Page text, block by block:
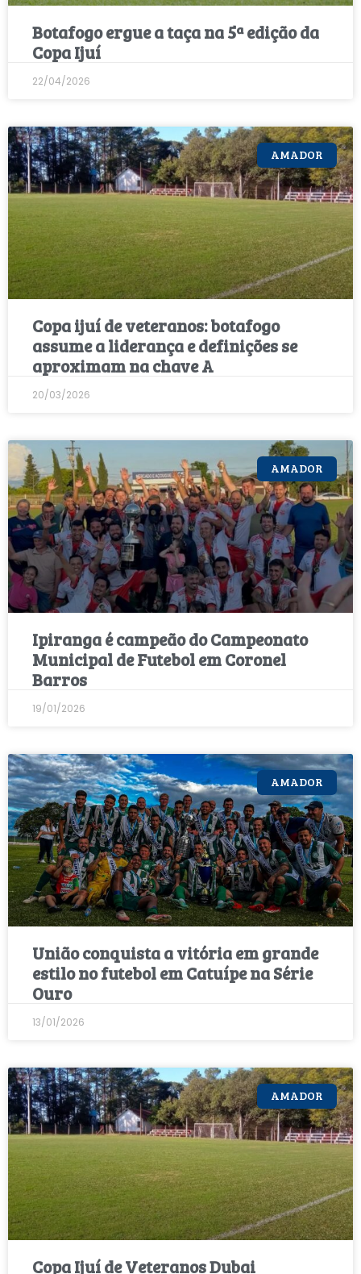
Botafogo ergue a taça na 5ª edição da
Copa Ijuí
22/04/2026
AMADOR
Copa ijuí de veteranos: botafogo
assume a liderança e definições se
aproximam na chave A
20/03/2026
AMADOR
Ipiranga é campeão do Campeonato
Municipal de Futebol em Coronel
Barros
19/01/2026
AMADOR
União conquista a vitória em grande
estilo no futebol em Catuípe na Série
Ouro
13/01/2026
AMADOR
Copa Ijuí de Veteranos Dubai